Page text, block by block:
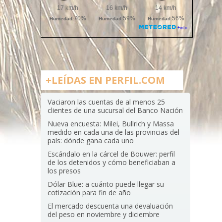
+LEÍDAS EN PERFIL.COM
Vaciaron las cuentas de al menos 25
clientes de una sucursal del Banco Nación
Nueva encuesta: Milei, Bullrich y Massa
medido en cada una de las provincias del
país: dónde gana cada uno
Escándalo en la cárcel de Bouwer: perfil
de los detenidos y cómo beneficiaban a
los presos
Dólar Blue: a cuánto puede llegar su
cotización para fin de año
El mercado descuenta una devaluación
del peso en noviembre y diciembre